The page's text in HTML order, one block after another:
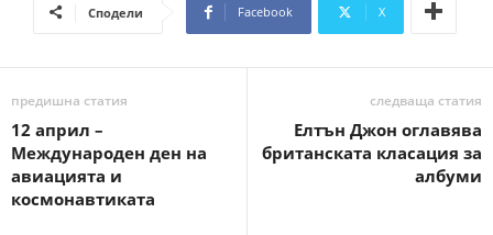
Сподели Facebook X
предишна статия
12 април –
Международен ден на
авиацията и
космонавтиката
следваща статия
Елтън Джон оглавява
британската класация за
албуми